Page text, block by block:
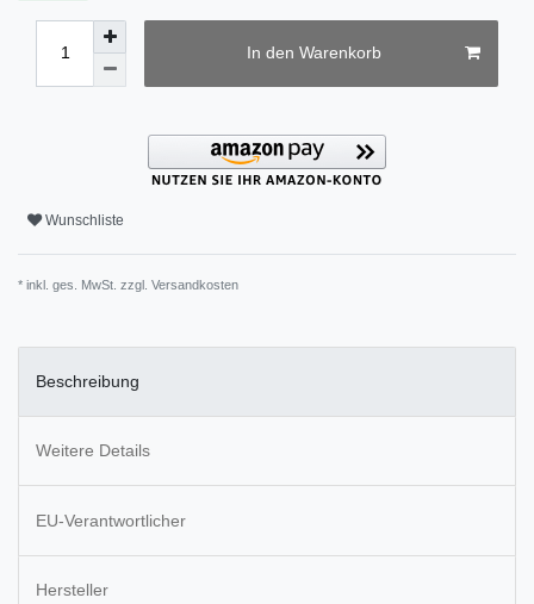
In den Warenkorb
Wunschliste
* inkl. ges. MwSt. zzgl. Versandkosten
Beschreibung
Weitere Details
EU-Verantwortlicher
Hersteller